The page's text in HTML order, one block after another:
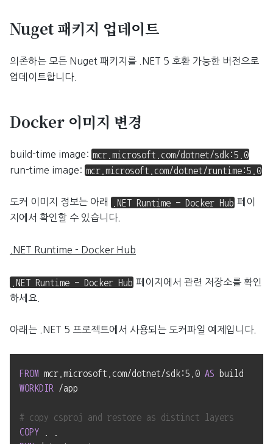
Nuget 패키지 업데이트
의존하는 모든 Nuget 패키지를 .NET 5 호환 가능한 버전으로
업데이트합니다.
Docker 이미지 변경
build-time image: mcr.microsoft.com/dotnet/sdk:5.0
run-time image: mcr.microsoft.com/dotnet/runtime:5.0
도커 이미지 정보는 아래 .NET Runtime - Docker Hub 페이
지에서 확인할 수 있습니다.
.NET Runtime - Docker Hub
.NET Runtime - Docker Hub 페이지에서 관련 저장소를 확인
하세요.
아래는 .NET 5 프로젝트에서 사용되는 도커파일 예제입니다.
FROM mcr.microsoft.com/dotnet/sdk:5.0 AS build
WORKDIR /app
# copy csproj and restore as distinct layers
COPY